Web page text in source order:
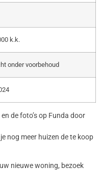
k.k.
onder voorbehoud
de foto’s op Funda door
nog meer huizen de te koop
nieuwe woning, bezoek